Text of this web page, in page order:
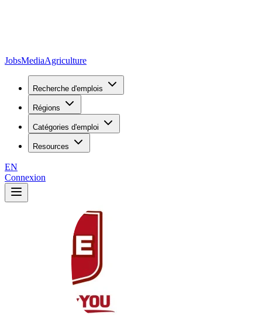
JobsMediaAgriculture
Recherche d'emplois
Régions
Catégories d'emploi
Resources
EN
Connexion